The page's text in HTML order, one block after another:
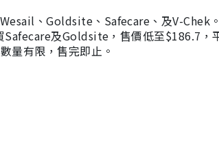
、Goldsite、Safecare、及V-Chek
Safecare及Goldsite，售價低至$186.7，
量有限，售完即止。